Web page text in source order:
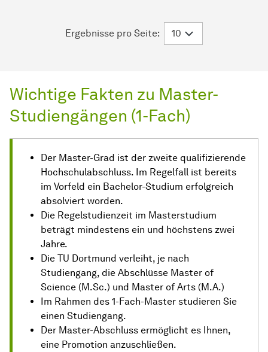
Ergebnisse pro Seite:
Wichtige Fakten zu Master-
Studiengängen (1-Fach)
Der Master-Grad ist der zweite qualifizierende
Hochschulabschluss. Im Regelfall ist bereits
im Vorfeld ein Bachelor-Studium erfolgreich
absolviert worden.
Die Regelstudienzeit im Masterstudium
beträgt mindestens ein und höchstens zwei
Jahre.
Die TU Dortmund verleiht, je nach
Studiengang, die Abschlüsse Master of
Science (M.Sc.) und Master of Arts (M.A.)
Im Rahmen des 1-Fach-Master studieren Sie
einen Studiengang.
Der Master-Abschluss ermöglicht es Ihnen,
eine Promotion anzuschließen.